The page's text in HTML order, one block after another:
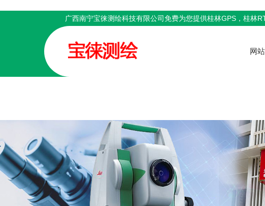
广西南宁宝徕测绘科技有限公司免费为您提供桂林GPS，桂林
网
AI客服